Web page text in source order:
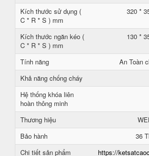
Kích thước sử dụng (
C * R * S ) mm
320 *
Kích thước ngăn kéo (
C * R * S ) mm
130 *
Tính năng
An Toàn
Khả năng chống cháy
Hệ thống khóa liên
hoàn thông minh
Thương hiệu
Bảo hành
36
Chi tiết sản phẩm
https://